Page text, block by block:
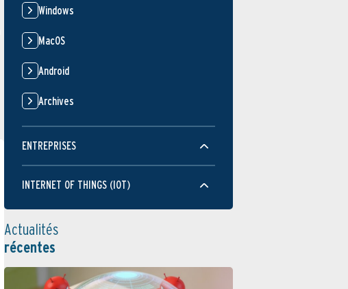
Windows
MacOS
Android
Archives
ENTREPRISES
INTERNET OF THINGS (IOT)
Actualités
récentes